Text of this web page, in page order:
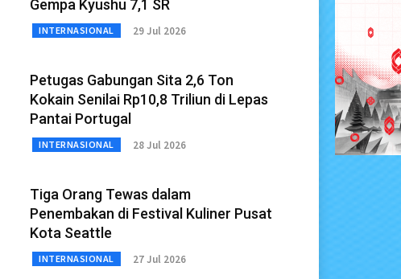
Gempa Kyushu 7,1 SR
INTERNASIONAL 29 Jul 2026
Petugas Gabungan Sita 2,6 Ton
Kokain Senilai Rp10,8 Triliun di Lepas
Pantai Portugal
INTERNASIONAL 28 Jul 2026
Tiga Orang Tewas dalam
Penembakan di Festival Kuliner Pusat
Kota Seattle
INTERNASIONAL 27 Jul 2026